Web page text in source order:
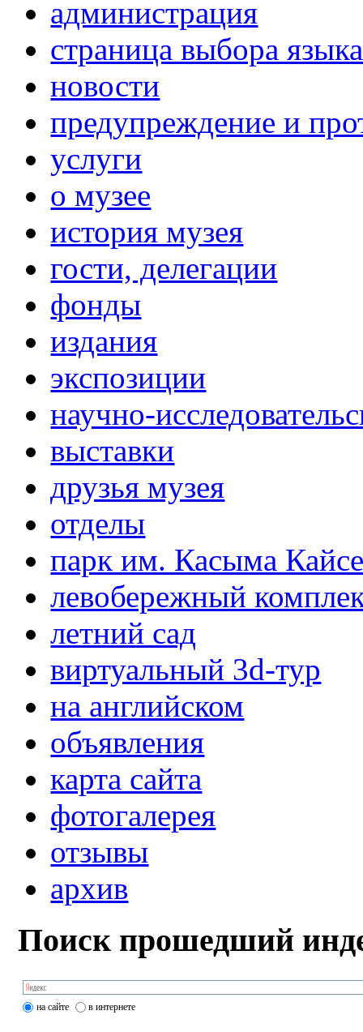
администрация
страница выбора языка
новости
предупреждение и
услуги
о музее
история музея
гости, делегации
фонды
издания
экспозиции
научно-
выставки
друзья музея
отделы
парк им. Касыма
левобережный
летний сад
виртуальный 3d-тур
на английском
объявления
карта сайта
фотогалерея
отзывы
архив
Поиск прошедший
на сайте в интернете